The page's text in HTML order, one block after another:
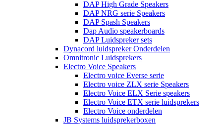
DAP High Grade Speakers
DAP NRG serie Speakers
DAP Spash Speakers
Dap Audio speakerboards
DAP Luidspreker sets
Dynacord luidspreker Onderdelen
Omnitronic Luidsprekers
Electro Voice Speakers
Electro voice Everse serie
Electro voice ZLX serie Speakers
Electro Voice ELX Serie speakers
Electro Voice ETX serie luidsprekers
Electro Voice onderdelen
JB Systems luidsprekerboxen